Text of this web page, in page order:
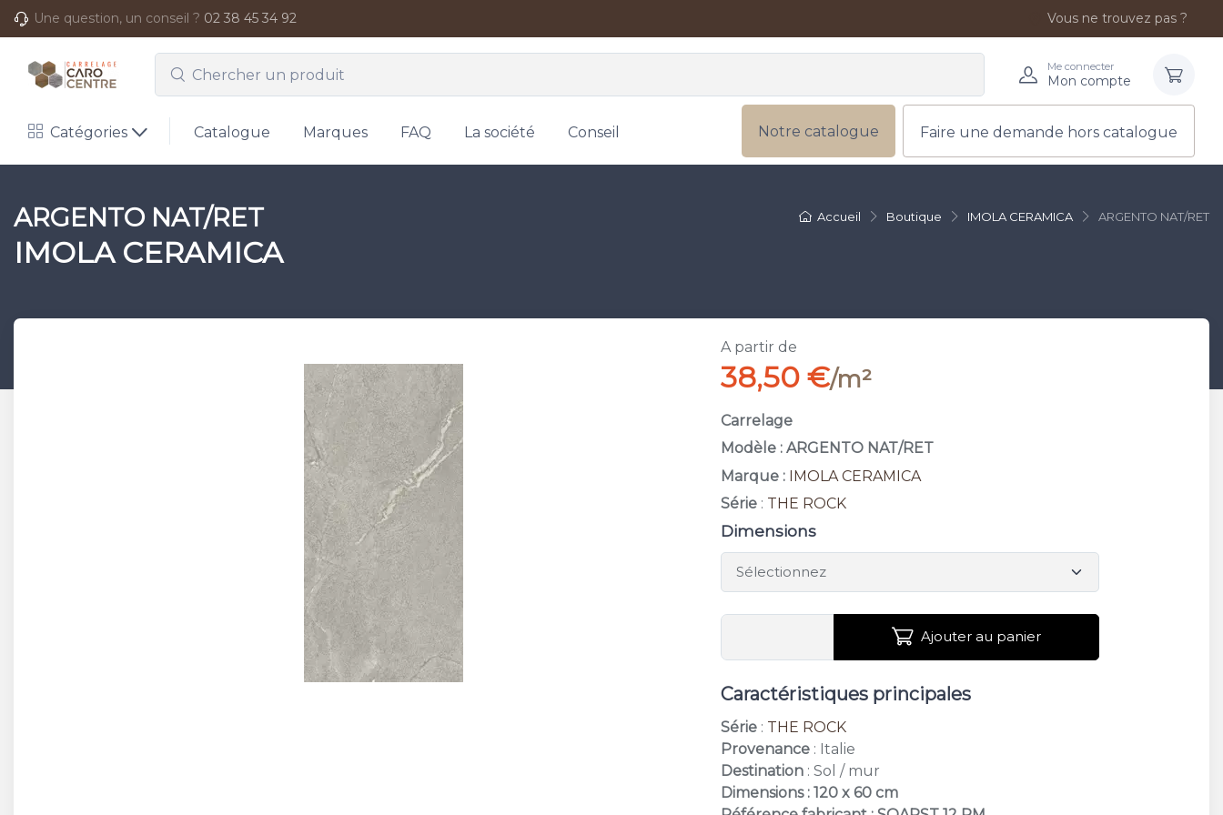
Une question, un conseil ? 02 38 45 34 92 Vous ne trouvez pas ?
Me connecter
Mon compte
Catégories Catalogue Marques FAQ La société Conseil Notre catalogue Faire une demande hors catalogue
Accueil Boutique IMOLA CERAMICA ARGENTO NAT/RET
ARGENTO NAT/RET
IMOLA CERAMICA
A partir de
38,50 €/m²
Carrelage
Modèle : ARGENTO NAT/RET
Marque : IMOLA CERAMICA
Série : THE ROCK
Dimensions
Ajouter au panier
Caractéristiques principales
Série : THE ROCK
Provenance : Italie
Destination : Sol / mur
Dimensions : 120 x 60 cm